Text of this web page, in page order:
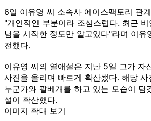
6일 이유영 씨 소속사 에이스팩토리 관
"개인적인 부분이라 조심스럽다. 최근
남을 시작한 정도만 알고있다"라며 이유
전했다.
이유영 씨의 열애설은 지난 5일 그가 자
사진을 올리며 빠르게 확산됐다. 해당
누군가와 팔베개를 하고 있는 모습이 담
설이 확산했다.
이미지 확대 보기